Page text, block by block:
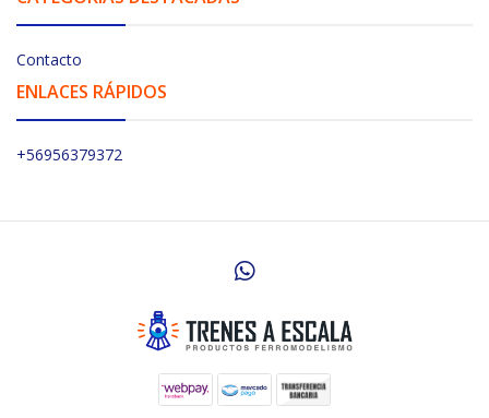
Contacto
ENLACES RÁPIDOS
+56956379372